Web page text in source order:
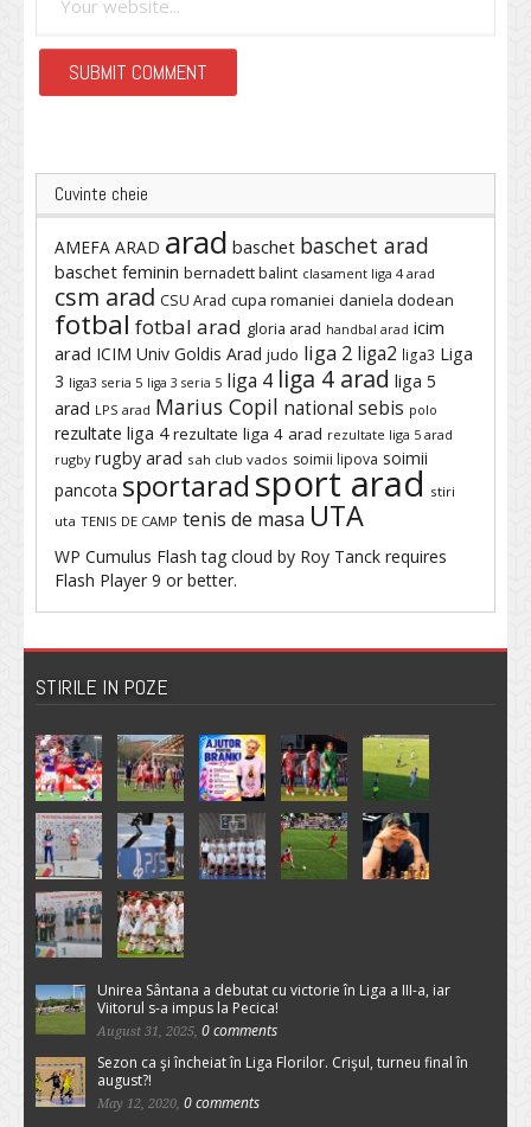
Cuvinte cheie
AMEFA ARAD arad baschet baschet arad
baschet feminin bernadett balint clasament liga 4 arad
csm arad CSU Arad cupa romaniei daniela dodean
fotbal fotbal arad gloria arad handbal arad icim
arad ICIM Univ Goldis Arad judo liga 2 liga2 liga3 Liga
3 liga3 seria 5 liga 3 seria 5 liga 4 liga 4 arad liga 5
arad LPS arad Marius Copil national sebis polo
rezultate liga 4 rezultate liga 4 arad rezultate liga 5 arad
rugby rugby arad sah club vados soimii lipova soimii
pancota sportarad sport arad stiri
uta TENIS DE CAMP tenis de masa UTA
WP Cumulus Flash tag cloud by Roy Tanck requires
Flash Player 9 or better.
STIRILE IN POZE
Unirea Sântana a debutat cu victorie în Liga a III-a, iar
Viitorul s-a impus la Pecica!
August 31, 2025, 0 comments
Sezon ca şi încheiat în Liga Florilor. Crişul, turneu final în
august?!
May 12, 2020, 0 comments